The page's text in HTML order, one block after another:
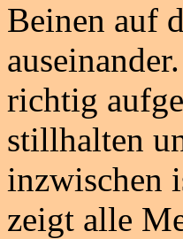
Beinen auf
richtig
stillhalten
inzwischen
zeigt alle